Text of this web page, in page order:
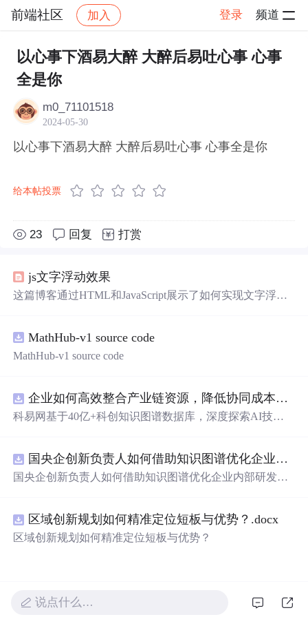
前端社区 加入 登录 频道
社区 前端社区 感慨 帖子详情
以心事下酒易大醉 大醉后易吐心事 心事
全是你
m0_71101518
2024-05-30
以心事下酒易大醉 大醉后易吐心事 心事全是你
给本帖投票
23 回复 打赏
js文字浮动效果
这篇博客通过HTML和JavaScript展示了如何实现文字浮动
在页面上随机飘动的视觉效果。此外，文中还包含了对CS
S样式和JavaScript事件监听的运用，增加了互动性和趣味
MathHub-v1 source code
MathHub-v1 source code
企业如何高效整合产业链资源，降低协同成本？.docx
科易网基于40亿+科创知识图谱数据库，深度探索AI技术
新领域的AI+数智化解决方案，推动科技创新与产业创新
智能化发展。
国央企创新负责人如何借助知识图谱优化企业内部研发资源协同？.docx
国央企创新负责人如何借助知识图谱优化企业内部研发资
区域创新规划如何精准定位短板与优势？.docx
区域创新规划如何精准定位短板与优势？
说点什么…